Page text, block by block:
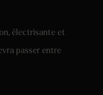
électrisante et
passer entre